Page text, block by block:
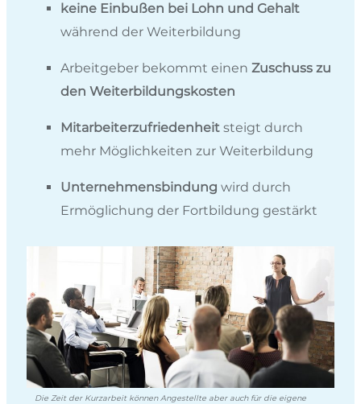
keine Einbußen bei Lohn und Gehalt
während der Weiterbildung
Arbeitgeber bekommt einen Zuschuss zu
den Weiterbildungskosten
Mitarbeiterzufriedenheit steigt durch
mehr Möglichkeiten zur Weiterbildung
Unternehmensbindung wird durch
Ermöglichung der Fortbildung gestärkt
Die Zeit der Kurzarbeit können Angestellte aber auch für die eigene